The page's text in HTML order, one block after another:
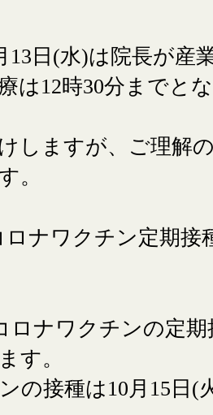
日(水)は院長が産
は12時30分までと
しますが、ご理解
。
ロナワクチン定期接
ナワクチンの定期
す。
の接種は10月15日(